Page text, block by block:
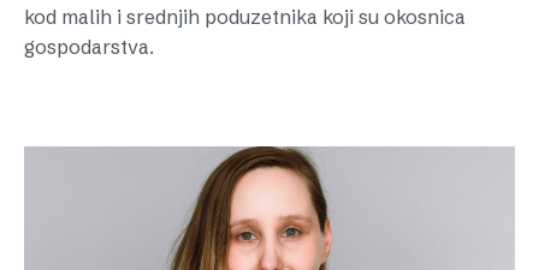
kod malih i srednjih poduzetnika koji su okosnica
gospodarstva.